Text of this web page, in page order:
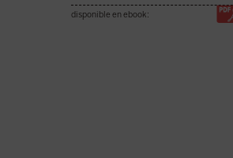
disponible en ebook: